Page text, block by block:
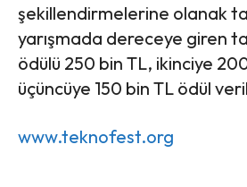
şekillendirmelerine olanak
yarışmada dereceye giren
ödülü 250 bin TL, ikinciye
üçüncüye 150 bin TL ödül
www.teknofest.org